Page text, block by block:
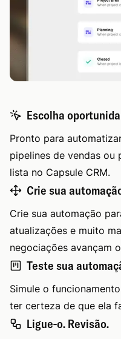
Escolha
Pronto para
pipelines de vendas ou
lista no Capsule CRM.
Crie sua
Crie sua automação
atualizações e muito
negociações avançam
Teste sua
Simule o
ter certeza de que ela
Ligue-o. Revisão.